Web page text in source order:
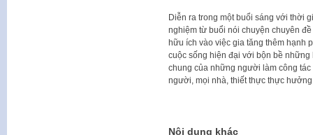
Diễn ra trong một buổi sáng với thời
nghiệm từ buổi nói chuyện chuyên
hữu ích vào việc gia tăng thêm hạnh
cuộc sống hiện đại với bộn bề
chung của những người làm công
người, mọi nhà, thiết thực thực
Nội dung khác